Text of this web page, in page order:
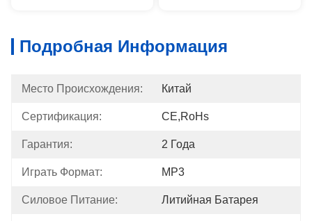
Подробная Информация
Место Происхождения: Китай
Сертификация: CE,RoHs
Гарантия: 2 Года
Играть Формат: MP3
Силовое Питание: Литийная Батарея